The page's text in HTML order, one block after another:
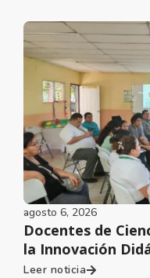
agosto 6, 2026
Docentes de
la Innovación
Leer noticia